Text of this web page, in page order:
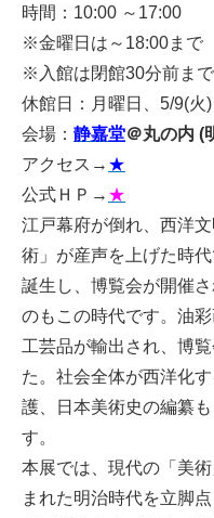
時間：10:00 ～17:00
※金曜日は～18:00まで
※入館は閉館30分前まで
休館日：月曜日、5/9(火)
会場： 静嘉堂＠丸の内 (
アクセス→ ★
公式ＨＰ→ ★
江戸幕府が倒れ、西洋
術」が産声を上げた時
誕生し、博覧会が開催
のもこの時代です。油
工芸品が輸出され、博
た。社会全体が西洋化
護、日本美術史の編纂
す。
本展では、現代の「美
まれた明治時代を立脚